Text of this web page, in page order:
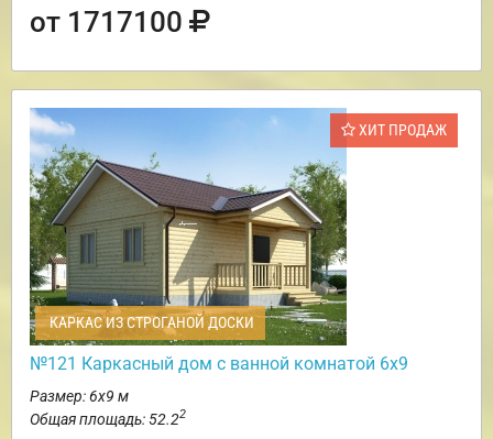
от 1717100
ХИТ ПРОДАЖ
КАРКАС ИЗ СТРОГАНОЙ ДОСКИ
№121 Каркасный дом с ванной комнатой 6х9
Размер: 6х9 м
Общая площадь: 52.22